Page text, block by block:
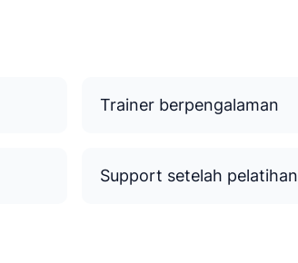
Trainer berpengalaman
Support setelah pelatihan